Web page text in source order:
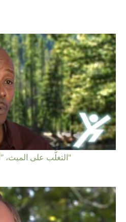
التغلُّب على الميث، "أنا على قيد الحياة مرة أخرى"